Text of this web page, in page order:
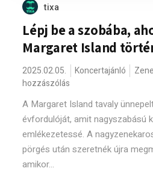
tixa
Lépj be a szobába,
Margaret Island
2025.02.05. Koncertajánló
hozzászólás
A Margaret Island tavaly
évfordulóját, amit nagyszabású
emlékezetessé. A
pörgés után szeretnék újra
amikor...